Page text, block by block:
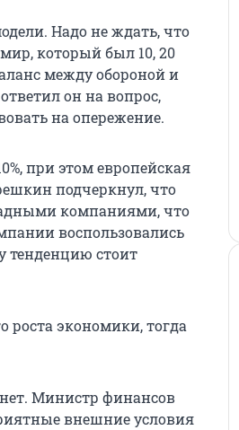
Надо не ждать, что
который был 10, 20
между обороной и
он на вопрос,
на опережение.
при этом европейская
подчеркнул, что
компаниями, что
воспользовались
тенденцию стоит
роста экономики, тогда
Министр финансов
внешние условия